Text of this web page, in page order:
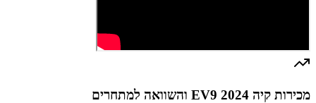
מכירות קיה EV9 2024 והשוואה למתחרים